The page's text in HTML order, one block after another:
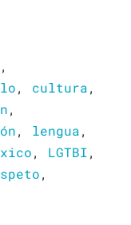
,
, cultura,
,
, lengua,
, LGTBI,
,